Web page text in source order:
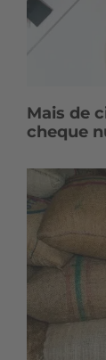
Mais de
cheque